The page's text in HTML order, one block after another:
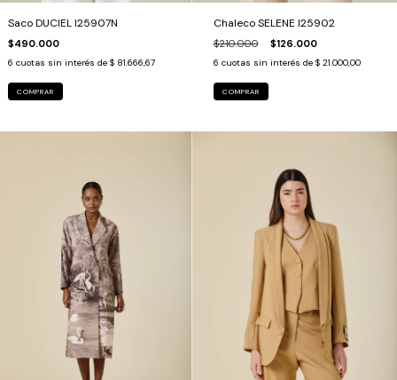
Saco DUCIEL I25907N
$490.000
6 cuotas sin interés de $ 81.666,67
COMPRAR
Chaleco SELENE I25902
$210.000 $126.000
6 cuotas sin interés de $ 21.000,00
COMPRAR